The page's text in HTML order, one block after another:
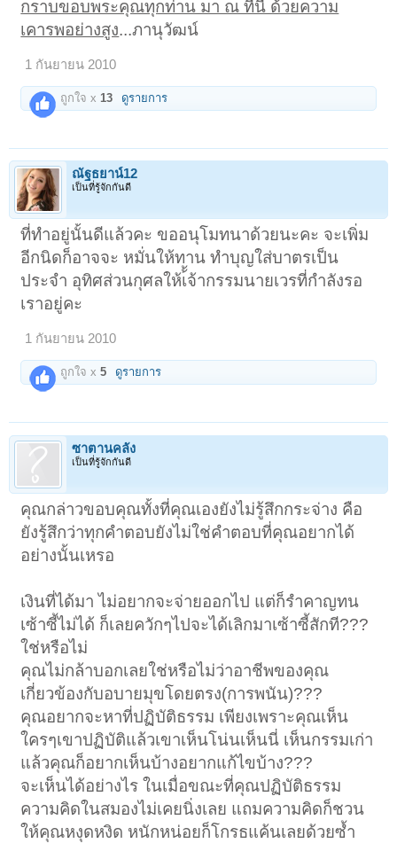
กราบขอบพระคุณทุกท่าน มา ณ ที่นี้ ด้วยความ
เคารพอย่างสูง...ภานุวัฒน์
1 กันยายน 2010
ถูกใจ x 13 ดูรายการ
ณัฐธยาน์12
เป็นที่รู้จักกันดี
ที่ทำอยู่นั้นดีแล้วคะ ขออนุโมทนาด้วยนะคะ จะเพิ่ม
อีกนิดก็อาจจะ หมั่นให้ทาน ทำบุญใส่บาตรเป็น
ประจำ อุทิศส่วนกุศลให้เ้้จ้ากรรมนายเวรที่กำลังรอ
เราอยู่คะ
1 กันยายน 2010
ถูกใจ x5 ดูรายการ
ซาตานคลั่ง
เป็นที่รู้จักกันดี
คุณกล่าวขอบคุณทั้งที่คุณเองยังไม่รู้สึกกระจ่าง คือ
ยังรู้สึกว่าทุกคำตอบยังไม่ใช่คำตอบที่คุณอยากได้
อย่างนั้นเหรอ
เงินที่ได้มา ไม่อยากจะจ่ายออกไป แต่ก็รำคาญทน
เซ้าซี้ไม่ได้ ก็เลยควักๆไปจะได้เลิกมาเซ้าซี้สักที???
ใช่หรือไม่
คุณไม่กล้าบอกเลยใช่หรือไม่ว่าอาชีพของคุณ
เกี่ยวข้องกับอบายมุขโดยตรง(การพนัน)???
คุณอยากจะหาที่ปฏิบัติธรรม เพียงเพราะคุณเห็น
ใครๆเขาปฏิบัติแล้วเขาเห็นโน่นเห็นนี่ เห็นกรรมเก่า
แล้วคุณก็อยากเห็นบ้างอยากแก้ไขบ้าง???
จะเห็นได้อย่างไร ในเมื่อขณะที่คุณปฏิบัติธรรม
ความคิดในสมองไม่เคยนิ่งเลย แถมความคิดก็ชวน
ให้คุณหงุดหงิด หนักหน่อยก็โกรธแค้นเลยด้วยซ้ำ